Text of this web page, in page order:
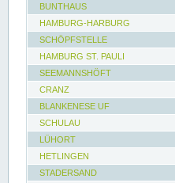
BUNTHAUS
HAMBURG-HARBURG
SCHÖPFSTELLE
HAMBURG ST. PAULI
SEEMANNSHÖFT
CRANZ
BLANKENESE UF
SCHULAU
LÜHORT
HETLINGEN
STADERSAND